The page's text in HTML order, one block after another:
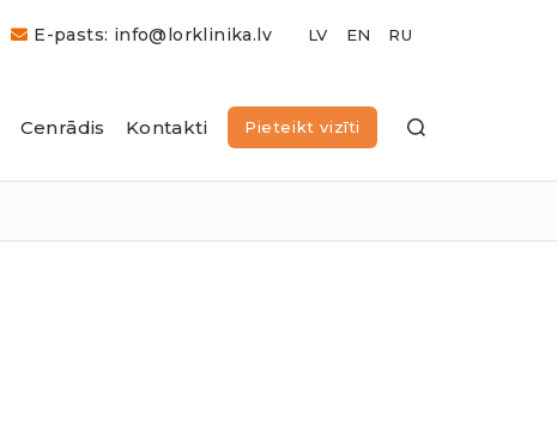
E-pasts: info@lorklinika.lv
Cenrādis Kontakti Pieteikt vizīti